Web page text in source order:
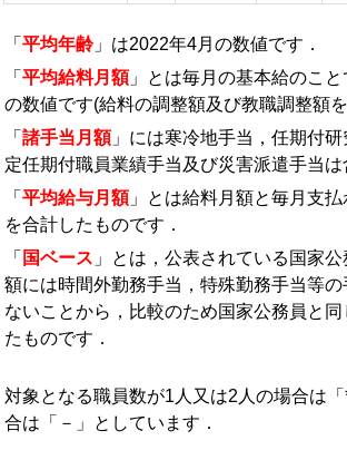
「 平均年齢 」は2022年4月の数値です．
「 平均給料月額」とは毎月の基本給のこ
の数値です(給料の調整額及び教職調整額
「 諸手当月額」には寒冷地手当，任期付
定任期付職員業績手当及び災害派遣手当は
「 平均給与月額」とは給料月額と毎月支
を合計したものです．
「 国ベース 」とは，公表されている国家
額には時間外勤務手当，特殊勤務手当等
ないことから，比較のため国家公務員と
たものです．
対象となる職員数が1人又は2人の場合は
合は「－」としています．